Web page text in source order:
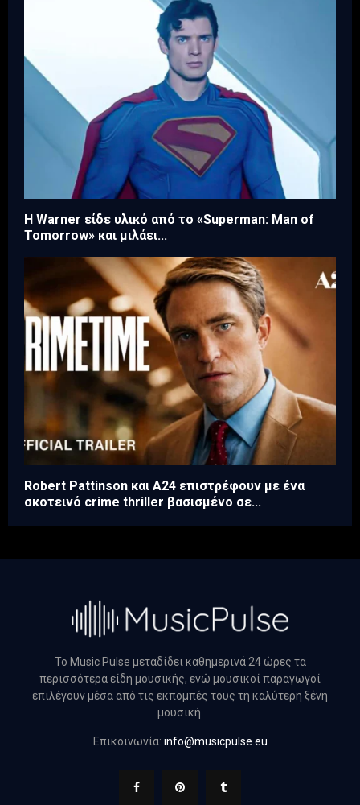
Η Warner είδε υλικό από το «Superman: Man of
Tomorrow» και μιλάει...
Robert Pattinson και A24 επιστρέφουν με ένα
σκοτεινό crime thriller βασισμένο σε...
Το Music Pulse μεταδίδει καθημερινά 24 ώρες τα
περισσότερα είδη μουσικής, ενώ μουσικοί παραγωγοί
επιλέγουν μέσα από τις εκπομπές τους τη καλύτερη ξένη
μουσική.
Επικοινωνία: info@musicpulse.eu